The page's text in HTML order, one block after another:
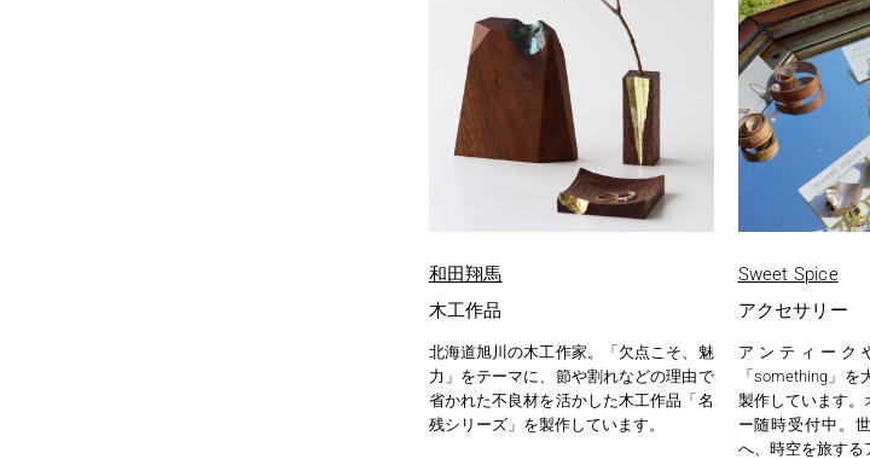
和田翔馬
木工作品
北海道旭川の木工作家。「欠点こそ、魅
力」をテーマに、節や割れなどの理由で
省かれた不良材を活かした木工作品「名
残シリーズ」を製作しています。
Sweet Spice
アクセサリー
アンティーク
「something」
製作しています
ー随時受付中。
へ、時空を旅する